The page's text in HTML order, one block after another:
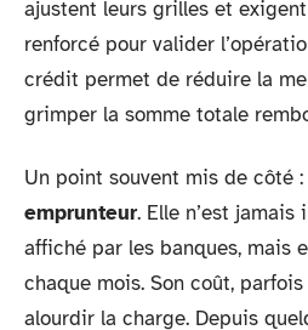
ajustent leurs grilles et
renforcé pour valider
crédit permet de réduire la
grimper la somme totale
Un point souvent mis de côté :
emprunteur. Elle n’est jamais
affiché par les banques, mais
chaque mois. Son coût,
alourdir la charge. Depuis